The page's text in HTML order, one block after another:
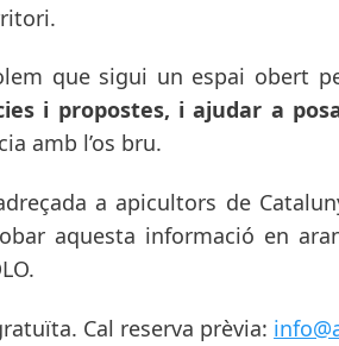
que sigui un espai obert
i propostes, i ajudar a
amb l’os bru.
a apicultors de
aquesta informació en
Cal reserva prèvia: